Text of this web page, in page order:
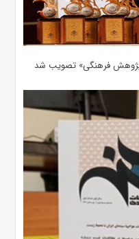
«پژوهش فرهنگی» تصویب شد